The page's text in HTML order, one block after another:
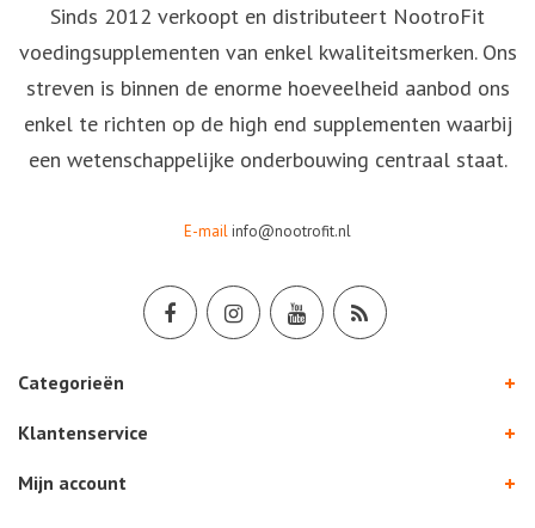
Sinds 2012 verkoopt en distributeert NootroFit
voedingsupplementen van enkel kwaliteitsmerken. Ons
streven is binnen de enorme hoeveelheid aanbod ons
enkel te richten op de high end supplementen waarbij
een wetenschappelijke onderbouwing centraal staat.
E-mailinfo@nootrofit.nl
Categorieën
Klantenservice
Mijn account